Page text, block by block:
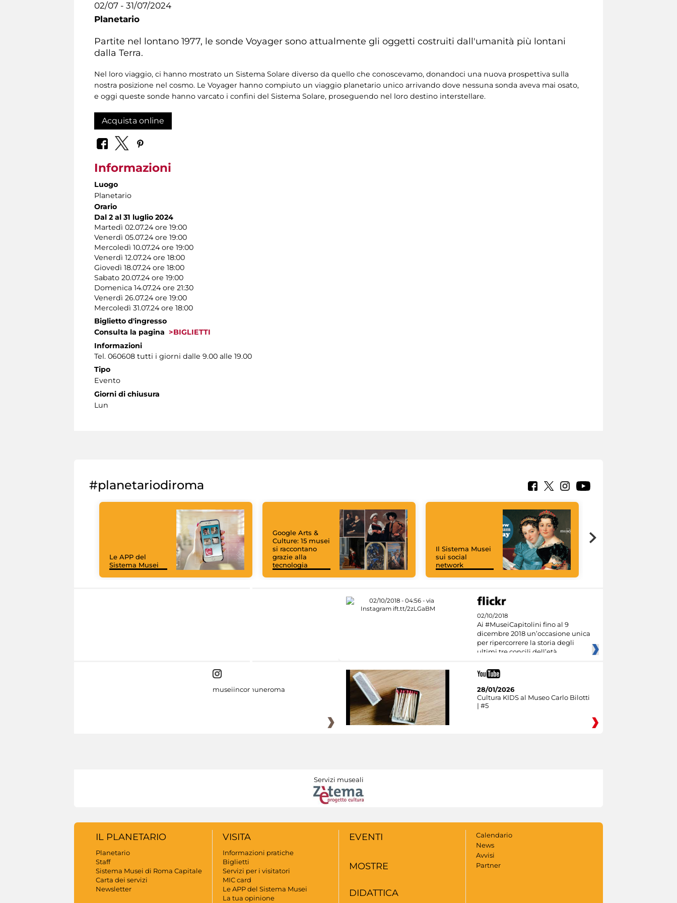
02/07 - 31/07/2024
Planetario
Partite nel lontano 1977, le sonde Voyager sono attualmente gli oggetti costruiti dall'umanità più lontani
dalla Terra.
Nel loro viaggio, ci hanno mostrato un Sistema Solare diverso da quello che conoscevamo, donandoci una nuova prospettiva sulla
nostra posizione nel cosmo. Le Voyager hanno compiuto un viaggio planetario unico arrivando dove nessuna sonda aveva mai osato,
e oggi queste sonde hanno varcato i confini del Sistema Solare, proseguendo nel loro destino interstellare.
Acquista online
Informazioni
Luogo
Planetario
Orario
Dal 2 al 31 luglio 2024
Martedì 02.07.24 ore 19:00
Venerdì 05.07.24 ore 19:00
Mercoledì 10.07.24 ore 19:00
Venerdì 12.07.24 ore 18:00
Giovedì 18.07.24 ore 18:00
Sabato 20.07.24 ore 19:00
Domenica 14.07.24 ore 21:30
Venerdì 26.07.24 ore 19:00
Mercoledì 31.07.24 ore 18:00
Biglietto d'ingresso
Consulta la pagina >BIGLIETTI
Informazioni
Tel. 060608 tutti i giorni dalle 9.00 alle 19.00
Tipo
Evento
Giorni di chiusura
Lun
#planetariodiroma
Le APP del
Sistema Musei
Google Arts &
Culture: 15 musei
si raccontano
grazie alla
tecnologia
Il Sistema Musei
sui social
network
02/10/2018
Ai #MuseiCapitolini fino al 9
dicembre 2018 un’occasione unica
per ripercorrere la storia degli
ultimi tre concili dell’età
museiincomuneroma
28/01/2026
Cultura KIDS al Museo Carlo Bilotti
| #5
Servizi museali
IL PLANETARIO
Planetario
Staff
Sistema Musei di Roma Capitale
Carta dei servizi
Newsletter
VISITA
Informazioni pratiche
Biglietti
Servizi per i visitatori
MIC card
Le APP del Sistema Musei
La tua opinione
EVENTI
MOSTRE
DIDATTICA
Calendario
News
Avvisi
Partner